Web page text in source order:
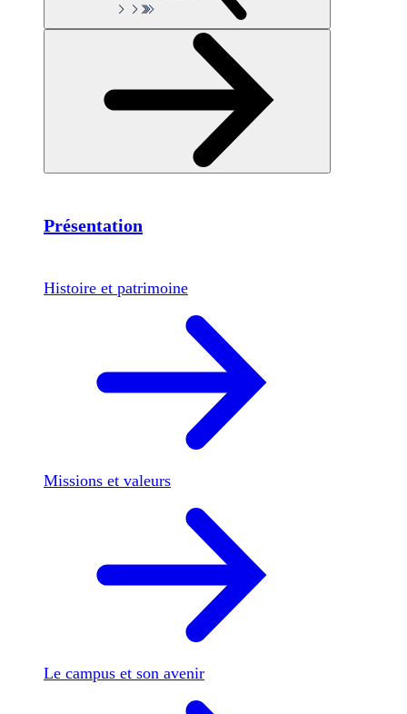
Présentation
Histoire et patrimoine
Missions et valeurs
Le campus et son avenir